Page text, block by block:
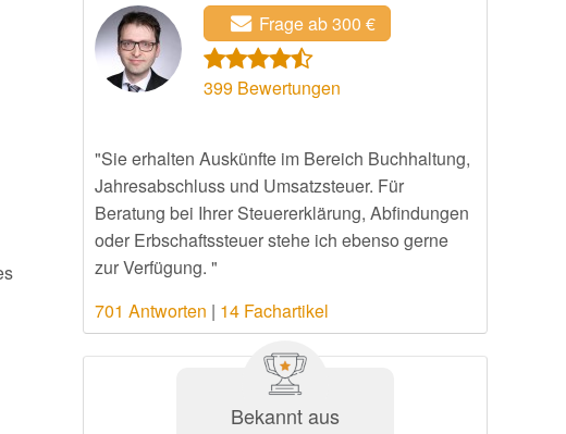
Frage ab 300 €
399 Bewertungen
"Sie erhalten Auskünfte im Bereich Buchhaltung,
Jahresabschluss und Umsatzsteuer. Für
Beratung bei Ihrer Steuererklärung, Abfindungen
oder Erbschaftssteuer stehe ich ebenso gerne
zur Verfügung. "
701 Antworten | 14 Fachartikel
Bekannt aus